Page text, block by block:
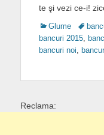
te şi vezi ce-i!
Categories
Glume Tags
bancuri 2015,
bancuri noi,
Reclama: